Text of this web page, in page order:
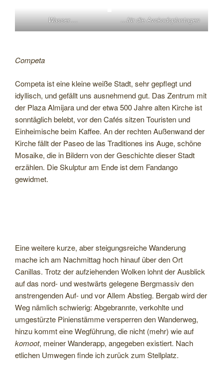
Wasser…. …für die Avokadoplantagen
Competa
Competa ist eine kleine weiße Stadt, sehr gepflegt und
idyllisch, und gefällt uns ausnehmend gut. Das Zentrum mit
der Plaza Almijara und der etwa 500 Jahre alten Kirche ist
sonntäglich belebt, vor den Cafés sitzen Touristen und
Einheimische beim Kaffee. An der rechten Außenwand der
Kirche fällt der Paseo de las Traditiones ins Auge, schöne
Mosaike, die in Bildern von der Geschichte dieser Stadt
erzählen. Die Skulptur am Ende ist dem Fandango
gewidmet.
Eine weitere kurze, aber steigungsreiche Wanderung
mache ich am Nachmittag hoch hinauf über den Ort
Canillas. Trotz der aufziehenden Wolken lohnt der Ausblick
auf das nord- und westwärts gelegene Bergmassiv den
anstrengenden Auf- und vor Allem Abstieg. Bergab wird der
Weg nämlich schwierig: Abgebrannte, verkohlte und
umgestürzte Pinienstämme versperren den Wanderweg,
hinzu kommt eine Wegführung, die nicht (mehr) wie auf
komoot, meiner Wanderapp, angegeben existiert. Nach
etlichen Umwegen finde ich zurück zum Stellplatz.